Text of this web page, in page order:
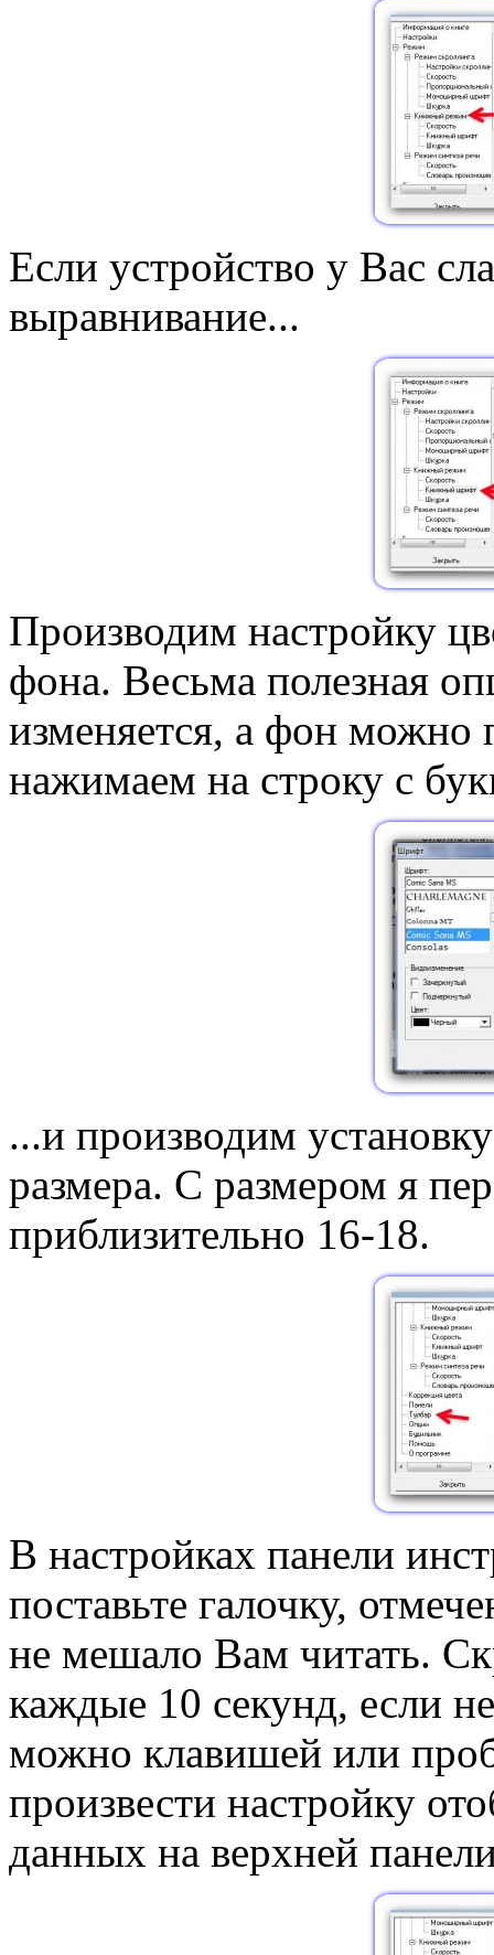
Если устройство у Вас
выравнивание...
Производим настройку
фона. Весьма полезная
изменяется, а фон
нажимаем на строку с
...и производим
размера. С размером я
приблизительно 16-18.
В настройках панели
поставьте галочку,
не мешало Вам читать.
каждые 10 секунд, если
можно клавишей или
произвести настройку
данных на верхней